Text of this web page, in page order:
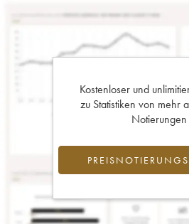
Kostenloser und
zu Statistiken von mehr
Notierungen